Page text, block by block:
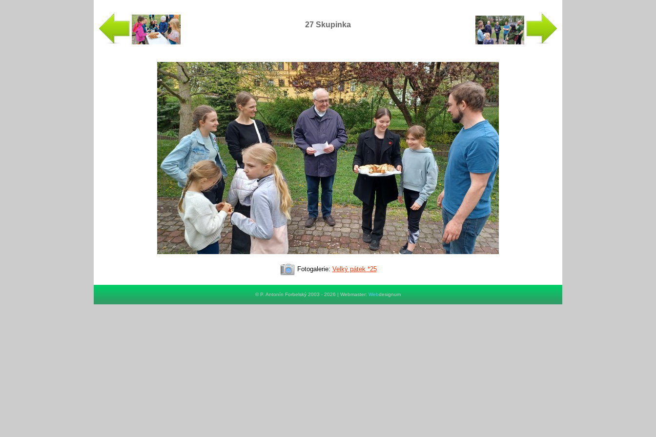
27 Skupinka
Fotogalerie: Velký pátek *25
© P. Antonín Forbelský 2003 - 2026 | Webmaster: Webdesignum